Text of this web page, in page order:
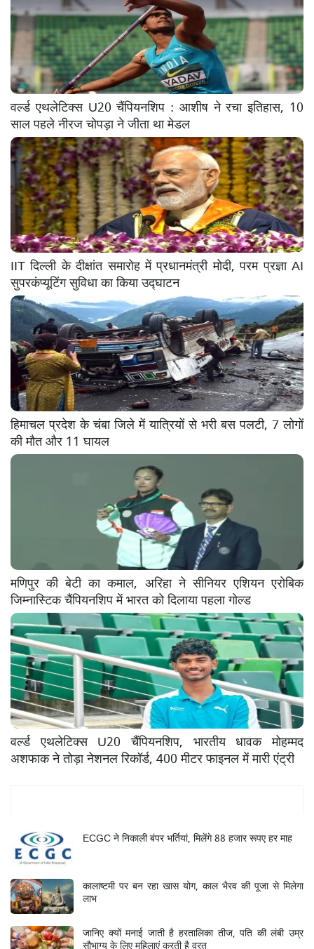
वर्ल्ड एथलेटिक्स U20 चैंपियनशिप : आशीष ने रचा इतिहास, 10
साल पहले नीरज चोपड़ा ने जीता था मेडल
IIT दिल्ली के दीक्षांत समारोह में प्रधानमंत्री मोदी, परम प्रज्ञा AI
सुपरकंप्यूटिंग सुविधा का किया उद्घाटन
हिमाचल प्रदेश के चंबा जिले में यात्रियों से भरी बस पलटी, 7 लोगों
की मौत और 11 घायल
मणिपुर की बेटी का कमाल, अरिहा ने सीनियर एशियन एरोबिक
जिम्नास्टिक चैंपियनशिप में भारत को दिलाया पहला गोल्ड
वर्ल्ड एथलेटिक्स U20 चैंपियनशिप, भारतीय धावक मोहम्मद
अशफाक ने तोड़ा नेशनल रिकॉर्ड, 400 मीटर फाइनल में मारी एंट्री
ECGC ने निकाली बंपर भर्तियां, मिलेंगे 88 हजार रूपए हर माह
कालाष्टमी पर बन रहा खास योग, काल भैरव की पूजा से मिलेगा
लाभ
जानिए क्यों मनाई जाती है हरतालिका तीज, पति की लंबी उम्र
सौभाग्य के लिए महिलाएं करती है व्रत